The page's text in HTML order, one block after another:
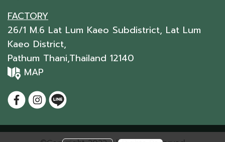
FACTORY
26/1 M.6 Lat Lum Kaeo Subdistrict, Lat Lum
Kaeo District,
Pathum Thani,Thailand 12140
MAP